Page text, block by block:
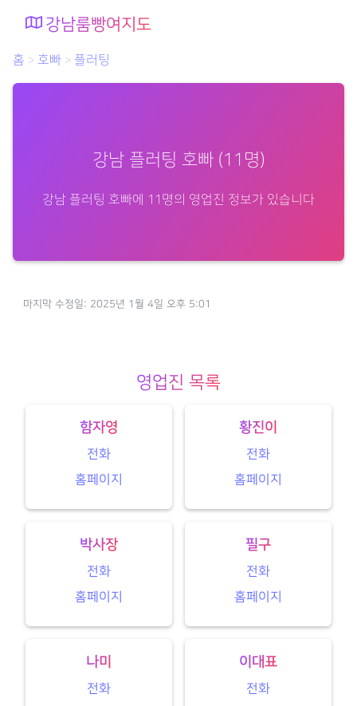
강남룸빵여지도
홈 > 호빠 > 플러팅
강남 플러팅 호빠 (11명)
강남 플러팅 호빠에 11명의 영업진 정보가 있습니다
마지막 수정일: 2025년 1월 4일 오후 5:01
영업진 목록
함자영
전화
홈페이지
황진이
전화
홈페이지
박사장
전화
홈페이지
필구
전화
홈페이지
나미
전화
이대표
전화